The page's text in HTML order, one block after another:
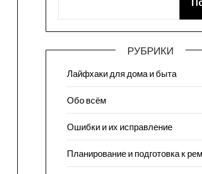
РУБРИКИ
Лайфхаки для дома и быта
Обо всём
Ошибки и их исправление
Планирование и подготовка к